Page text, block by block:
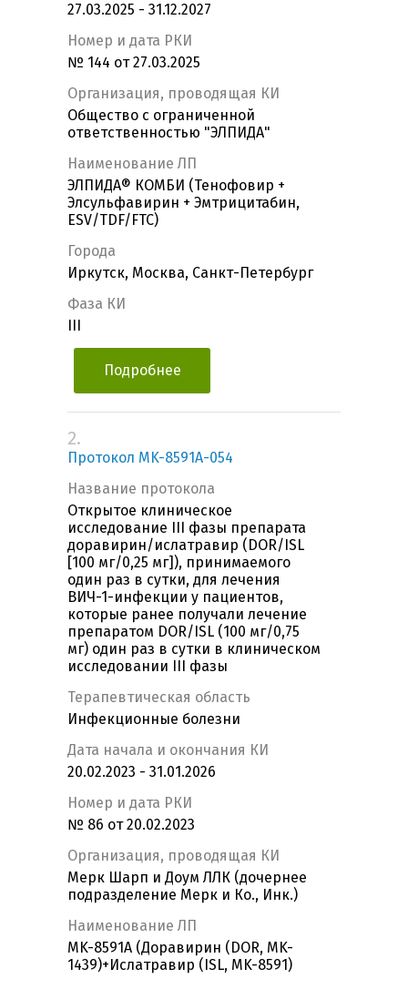
27.03.2025 - 31.12.2027
Номер и дата РКИ
№ 144 от 27.03.2025
Организация, проводящая КИ
Общество с ограниченной
ответственностью "ЭЛПИДА"
Наименование ЛП
ЭЛПИДА® КОМБИ (Тенофовир +
Элсульфавирин + Эмтрицитабин,
ESV/TDF/FTC)
Города
Иркутск, Москва, Санкт-Петербург
Фаза КИ
Подробнее
2.
Протокол MK-8591A-054
Название протокола
Открытое клиническое
исследование III фазы препарата
доравирин/ислатравир (DOR/ISL
[100 мг/0,25 мг]), принимаемого
один раз в сутки, для лечения
ВИЧ-1-инфекции у пациентов,
которые ранее получали лечение
препаратом DOR/ISL (100 мг/0,75
мг) один раз в сутки в клиническом
исследовании III фазы
Терапевтическая область
Инфекционные болезни
Дата начала и окончания КИ
20.02.2023 - 31.01.2026
Номер и дата РКИ
№ 86 от 20.02.2023
Организация, проводящая КИ
Мерк Шарп и Доум ЛЛК (дочернее
подразделение Мерк и Ко., Инк.)
Наименование ЛП
MK-8591A (Доравирин (DOR, MK-
1439)+Ислатравир (ISL, MK-8591)